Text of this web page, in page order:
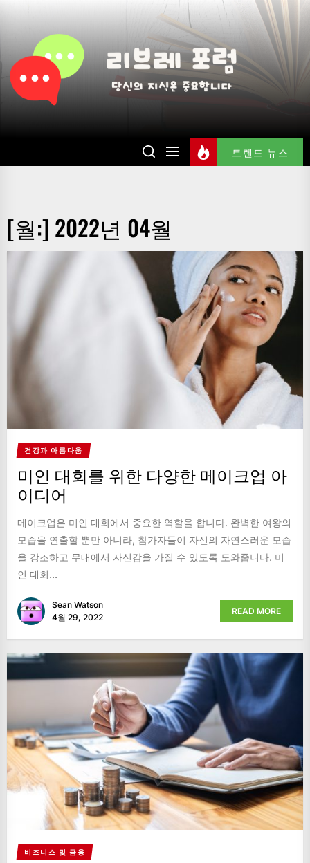
content
레
트렌드 뉴스
[월:] 2022년 04월
건강과 아름다움
미인 대회를 위한 다양한 메이크업 아
이디어
메이크업은 미인 대회에서 중요한 역할을 합니다. 완벽한 여왕의
모습을 연출할 뿐만 아니라, 참가자들이 자신의 자연스러운 모습
을 강조하고 무대에서 자신감을 가질 수 있도록 도와줍니다. 미
인 대회...
Sean Watson
4월 29, 2022
READ MORE
비즈니스 및 금융